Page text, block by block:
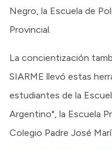
Negro, la Escuela de
Provincial.
La concientización
SIARME llevó estas
estudiantes de la
Argentino", la Escuela
Colegio Padre José